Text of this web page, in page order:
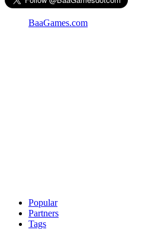
BaaGames.com
Popular
Partners
Tags